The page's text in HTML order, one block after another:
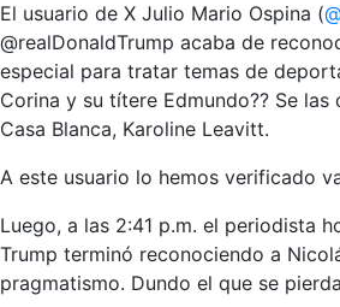
El usuario de X Julio Mario Ospina (
@realDonaldTrump acaba de
especial para tratar temas de
Corina y su títere Edmundo?? Se
Casa Blanca, Karoline Leavitt.
A este usuario lo hemos verificado
Luego, a las 2:41 p.m. el periodista
Trump terminó reconociendo a
pragmatismo. Dundo el que se